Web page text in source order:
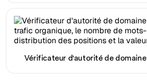
Vérificateur d'autorité de domaine